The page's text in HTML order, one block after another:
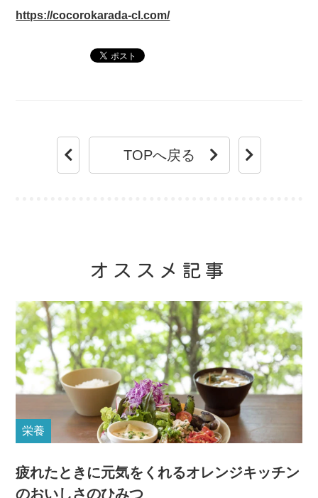
https://cocorokarada-cl.com/
TOPへ戻る
オススメ記事
栄養
疲れたときに元気をくれるオレンジキッチン
のおいしさのひみつ